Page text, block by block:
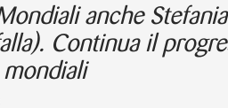
anche
Continua il